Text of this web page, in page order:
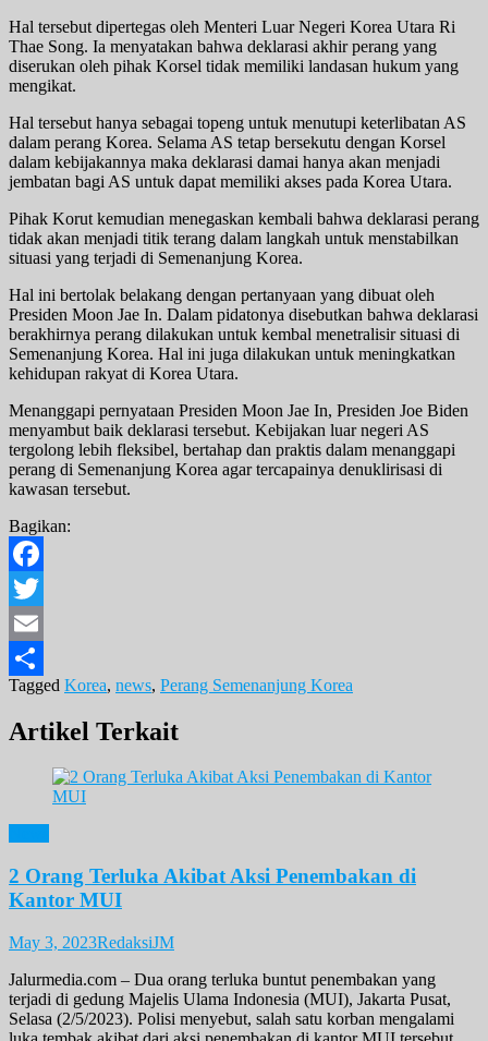
Hal tersebut dipertegas oleh Menteri Luar Negeri Korea Utara Ri
Thae Song. Ia menyatakan bahwa deklarasi akhir perang yang
diserukan oleh pihak Korsel tidak memiliki landasan hukum yang
mengikat.
Hal tersebut hanya sebagai topeng untuk menutupi keterlibatan AS
dalam perang Korea. Selama AS tetap bersekutu dengan Korsel
dalam kebijakannya maka deklarasi damai hanya akan menjadi
jembatan bagi AS untuk dapat memiliki akses pada Korea Utara.
Pihak Korut kemudian menegaskan kembali bahwa deklarasi perang
tidak akan menjadi titik terang dalam langkah untuk menstabilkan
situasi yang terjadi di Semenanjung Korea.
Hal ini bertolak belakang dengan pertanyaan yang dibuat oleh
Presiden Moon Jae In. Dalam pidatonya disebutkan bahwa deklarasi
berakhirnya perang dilakukan untuk kembal menetralisir situasi di
Semenanjung Korea. Hal ini juga dilakukan untuk meningkatkan
kehidupan rakyat di Korea Utara.
Menanggapi pernyataan Presiden Moon Jae In, Presiden Joe Biden
menyambut baik deklarasi tersebut. Kebijakan luar negeri AS
tergolong lebih fleksibel, bertahap dan praktis dalam menanggapi
perang di Semenanjung Korea agar tercapainya denuklirisasi di
kawasan tersebut.
Bagikan:
Facebook
Twitter
Email
Share
Tagged Korea, news, Perang Semenanjung Korea
Artikel Terkait
2 Orang Terluka Akibat Aksi Penembakan di
Kantor MUI
May 3, 2023RedaksiJM
Jalurmedia.com – Dua orang terluka buntut penembakan yang
terjadi di gedung Majelis Ulama Indonesia (MUI), Jakarta Pusat,
Selasa (2/5/2023). Polisi menyebut, salah satu korban mengalami